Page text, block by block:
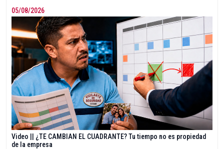
05/08/2026
Video || ¿TE CAMBIAN EL CUADRANTE? Tu tiempo no es propiedad
de la empresa